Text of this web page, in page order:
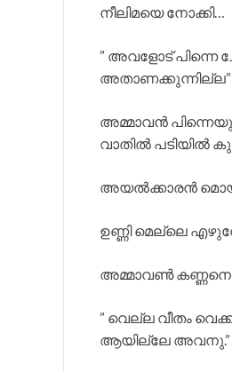
നീലിമയെ നോക്കി…
” അവളോട് പിന്നെ
അതാണക്കുന്നില്ല”
അമ്മാവൻ
വാതിൽ പടിയിൽ
അയൽക്കാരൻ
ഉണ്ണി മെല്ലെ
അമ്മാവൺ കണ്ണനെ
” വെല്ല വീതം
ആയില്ലേ അവനു.”